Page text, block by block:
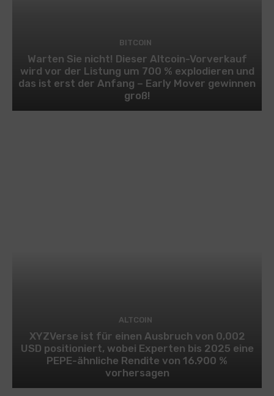
BITCOIN
Warten Sie nicht! Dieser Altcoin-Vorverkauf
wird vor der Listung um 700 % explodieren und
das ist erst der Anfang – Early Mover gewinnen
groß!
ALTCOIN
XYZVerse ist für einen Ausbruch von 0,002
USD positioniert, wobei Experten bis 2025 eine
PEPE-ähnliche Rendite von 16.900 %
vorhersagen